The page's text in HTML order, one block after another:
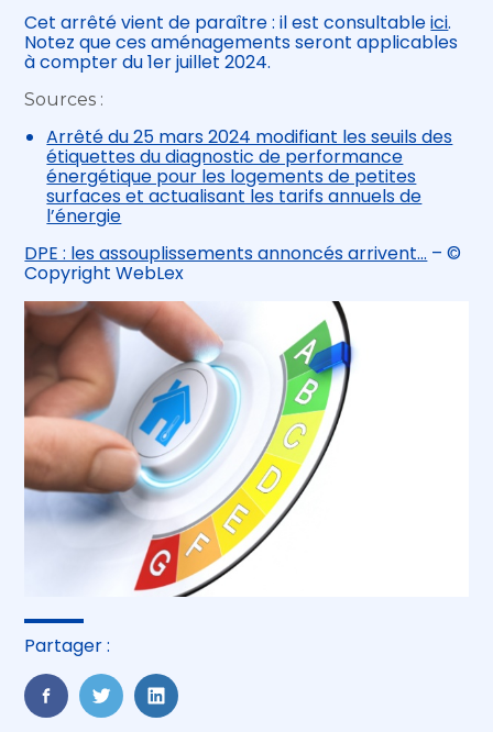
Cet arrêté vient de paraître : il est consultableici.
Notez que ces aménagements seront applicables
à compter du 1er juillet 2024.
Sources :
Arrêté du 25 mars 2024 modifiant les seuils des
étiquettes du diagnostic de performance
énergétique pour les logements de petites
surfaces et actualisant les tarifs annuels de
l’énergie
DPE : les assouplissements annoncés arrivent… – ©
Copyright WebLex
Partager :
FaceBook
TwitterLinkedIn